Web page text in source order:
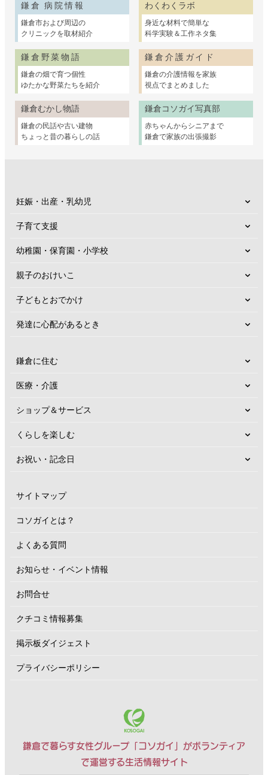
鎌倉 病院情報
鎌倉市および周辺の
クリニックを取材紹介
わくわくラボ
身近な材料で簡単な
科学実験＆工作ネタ集
鎌倉野菜物語
鎌倉の畑で育つ個性
ゆたかな野菜たちを紹介
鎌倉介護ガイド
鎌倉の介護情報を家族
視点でまとめました
鎌倉むかし物語
鎌倉の民話や古い建物
ちょっと昔の暮らしの話
鎌倉コソガイ写真部
赤ちゃんからシニアまで
鎌倉で家族の出張撮影
妊娠・出産・乳幼児
子育て支援
幼稚園・保育園・小学校
親子のおけいこ
子どもとおでかけ
発達に心配があるとき
鎌倉に住む
医療・介護
ショップ＆サービス
くらしを楽しむ
お祝い・記念日
サイトマップ
コソガイとは？
よくある質問
お知らせ・イベント情報
お問合せ
クチコミ情報募集
掲示板ダイジェスト
プライバシーポリシー
鎌倉で暮らす女性グループ「コソガイ」がボランティア
で運営する生活情報サイト